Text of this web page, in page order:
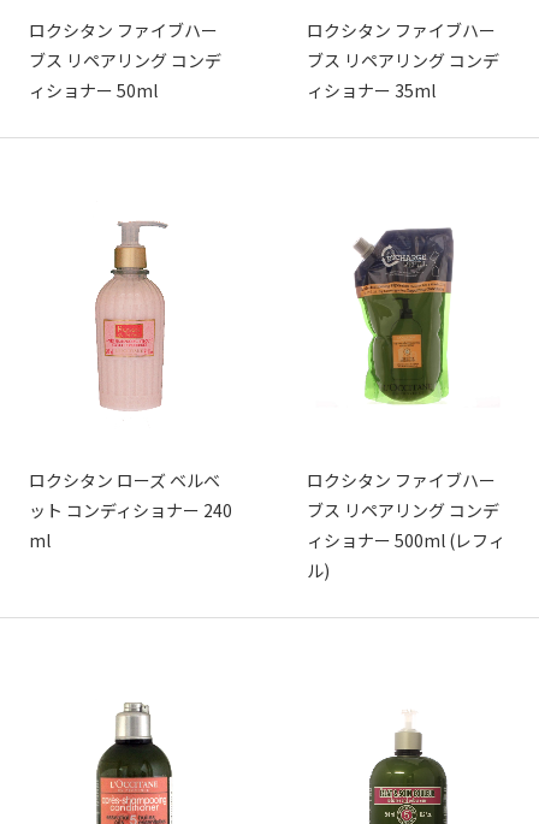
ロクシタン ファイブハー
ブス リペアリング コンデ
ィショナー 50ml
ロクシタン ファイブハー
ブス リペアリング コンデ
ィショナー 35ml
ロクシタン ローズ ベルベ
ット コンディショナー 240
ml
ロクシタン ファイブハー
ブス リペアリング コンデ
ィショナー 500ml (レフィ
ル)